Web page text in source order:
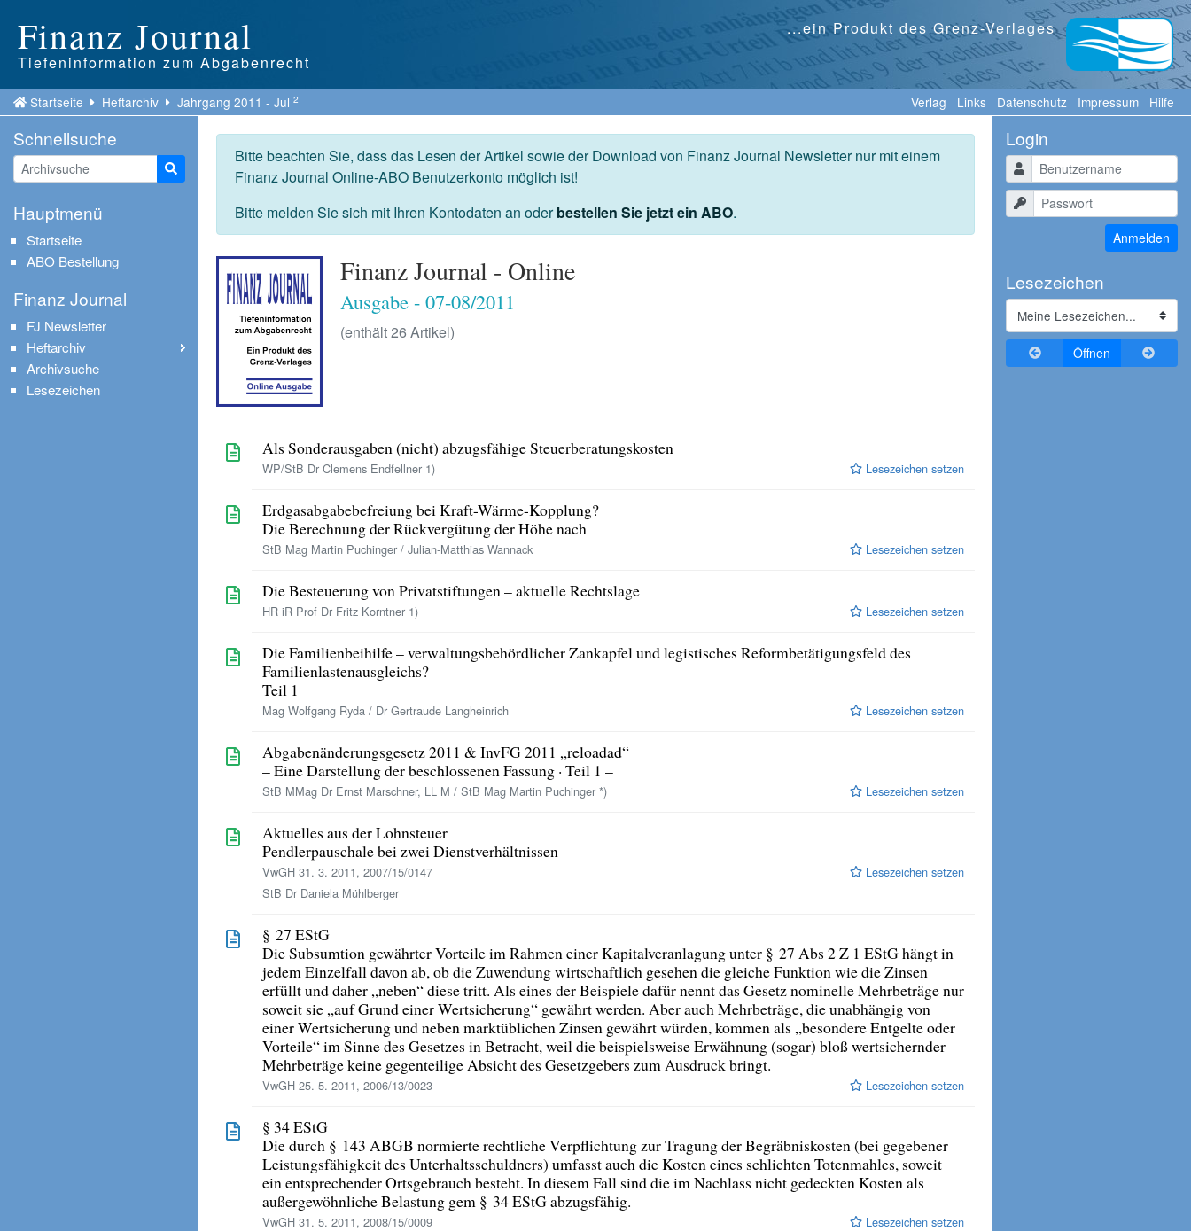
Finanz Journal
Tiefeninformation zum Abgabenrecht
...ein Produkt des Grenz-Verlages
Startseite Heftarchiv Jahrgang 2011 - Jul2 Verlag Links Datenschutz Impressum Hilfe
Bitte beachten Sie, dass das Lesen der Artikel sowie der Download von Finanz Journal Newsletter nur mit einem
Finanz Journal Online-ABO Benutzerkonto möglich ist!
Bitte melden Sie sich mit Ihren Kontodaten an oderbestellen Sie jetzt ein ABO.
Finanz Journal - Online
Ausgabe - 07-08/2011
(enthält 26 Artikel)
Als Sonderausgaben (nicht) abzugsfähige Steuerberatungskosten
WP/StB Dr Clemens Endfellner 1) Lesezeichen setzen
Erdgasabgabebefreiung bei Kraft-Wärme-Kopplung?
Die Berechnung der Rückvergütung der Höhe nach
StB Mag Martin Puchinger / Julian-Matthias Wannack Lesezeichen setzen
Die Besteuerung von Privatstiftungen – aktuelle Rechtslage
HR iR Prof Dr Fritz Korntner 1) Lesezeichen setzen
Die Familienbeihilfe – verwaltungsbehördlicher Zankapfel und legistisches Reformbetätigungsfeld des
Familienlastenausgleichs?
Teil 1
Mag Wolfgang Ryda / Dr Gertraude Langheinrich Lesezeichen setzen
Abgabenänderungsgesetz 2011 & InvFG 2011 „reloadad“
– Eine Darstellung der beschlossenen Fassung · Teil 1 –
StB MMag Dr Ernst Marschner, LL M / StB Mag Martin Puchinger *) Lesezeichen setzen
Aktuelles aus der Lohnsteuer
Pendlerpauschale bei zwei Dienstverhältnissen
VwGH 31. 3. 2011, 2007/15/0147
StB Dr Daniela Mühlberger
Lesezeichen setzen
§ 27 EStG
Die Subsumtion gewährter Vorteile im Rahmen einer Kapitalveranlagung unter § 27 Abs 2 Z 1 EStG hängt in
jedem Einzelfall davon ab, ob die Zuwendung wirtschaftlich gesehen die gleiche Funktion wie die Zinsen
erfüllt und daher „neben“ diese tritt. Als eines der Beispiele dafür nennt das Gesetz nominelle Mehrbeträge nur
soweit sie „auf Grund einer Wertsicherung“ gewährt werden. Aber auch Mehrbeträge, die unabhängig von
einer Wertsicherung und neben marktüblichen Zinsen gewährt würden, kommen als „besondere Entgelte oder
Vorteile“ im Sinne des Gesetzes in Betracht, weil die beispielsweise Erwähnung (sogar) bloß wertsichernder
Mehrbeträge keine gegenteilige Absicht des Gesetzgebers zum Ausdruck bringt.
VwGH 25. 5. 2011, 2006/13/0023 Lesezeichen setzen
§ 34 EStG
Die durch § 143 ABGB normierte rechtliche Verpflichtung zur Tragung der Begräbniskosten (bei gegebener
Leistungsfähigkeit des Unterhaltsschuldners) umfasst auch die Kosten eines schlichten Totenmahles, soweit
ein entsprechender Ortsgebrauch besteht. In diesem Fall sind die im Nachlass nicht gedeckten Kosten als
außergewöhnliche Belastung gem § 34 EStG abzugsfähig.
VwGH 31. 5. 2011, 2008/15/0009 Lesezeichen setzen
Schnellsuche
Suche starten
Hauptmenü
Startseite
ABO Bestellung
Finanz Journal
FJ Newsletter
Heftarchiv
Archivsuche
Lesezeichen
Login
Benutzername
Passwort
Anmelden
Lesezeichen
Zurückblättern
Öffnen